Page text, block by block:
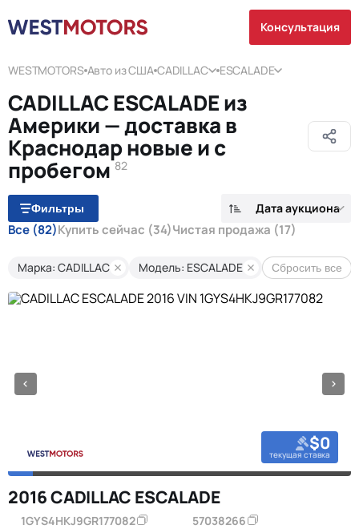
Консультация
WESTMOTORS Авто из США CADILLAC ESCALADE
CADILLAC ESCALADE из
Америки — доставка в
Краснодар новые и с
пробегом82
Фильтры Дата аукциона
Все (82)Купить сейчас (34)Чистая продажа (17)
Марка: CADILLAC Модель: ESCALADE Сбросить все
$0
текущая ставка
2016 CADILLAC ESCALADE
1GYS4HKJ9GR177082 57038266